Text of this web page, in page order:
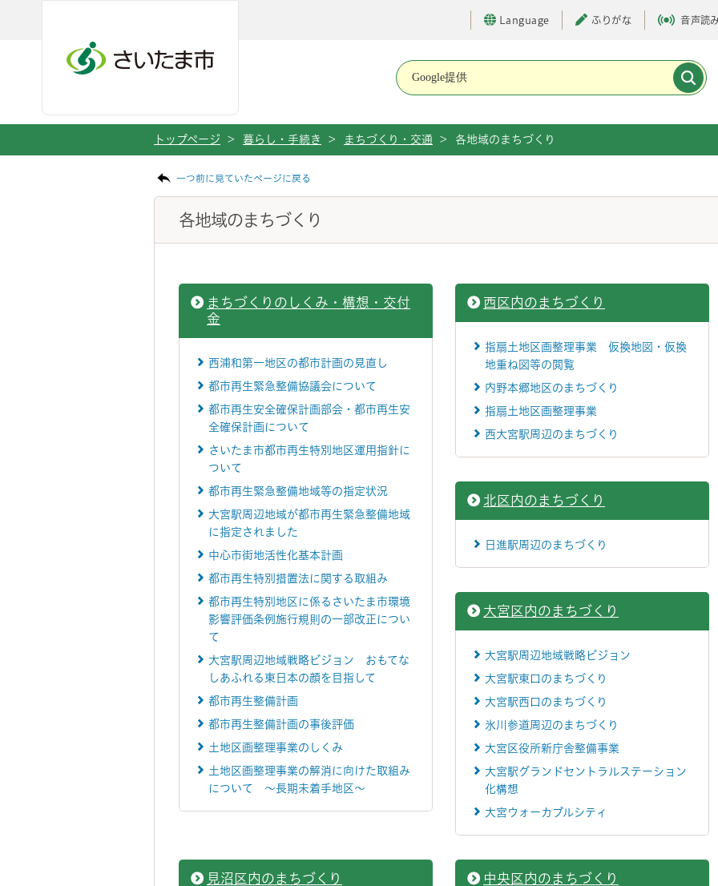
Language ふりがな 音声読
トップページ > 暮らし・手続き > まちづくり・交通 > 各地域のまちづくり
一つ前に見ていたページに戻る
各地域のまちづくり
まちづくりのしくみ・構想・交付
金
西浦和第一地区の都市計画の見直し
都市再生緊急整備協議会について
都市再生安全確保計画部会・都市再生安
全確保計画について
さいたま市都市再生特別地区運用指針に
ついて
都市再生緊急整備地域等の指定状況
大宮駅周辺地域が都市再生緊急整備地域
に指定されました
中心市街地活性化基本計画
都市再生特別措置法に関する取組み
都市再生特別地区に係るさいたま市環境
影響評価条例施行規則の一部改正につい
て
大宮駅周辺地域戦略ビジョン おもてな
しあふれる東日本の顔を目指して
都市再生整備計画
都市再生整備計画の事後評価
土地区画整理事業のしくみ
土地区画整理事業の解消に向けた取組み
について ～長期未着手地区～
西区内のまちづくり
指扇土地区画整理事業 仮換地図・仮換
地重ね図等の閲覧
内野本郷地区のまちづくり
指扇土地区画整理事業
西大宮駅周辺のまちづくり
北区内のまちづくり
日進駅周辺のまちづくり
大宮区内のまちづくり
大宮駅周辺地域戦略ビジョン
大宮駅東口のまちづくり
大宮駅西口のまちづくり
氷川参道周辺のまちづくり
大宮区役所新庁舎整備事業
大宮駅グランドセントラルステーション
化構想
大宮ウォーカブルシティ
見沼区内のまちづくり 中央区内のまちづくり